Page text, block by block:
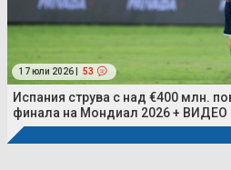
17 юли 2026 | 53
Испания струва с над €400 млн.
финала на Мондиал 2026 + ВИДЕО